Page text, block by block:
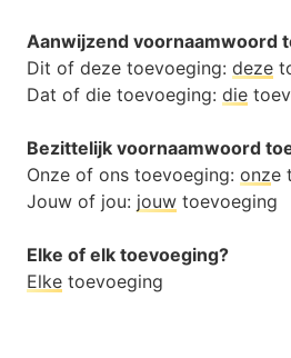
Aanwijzend voornaamwoord
Dit of deze toevoeging: deze
Dat of die toevoeging: die
Bezittelijk voornaamwoord
Onze of ons toevoeging: onze
Jouw of jou: jouw toevoeging
Elke of elk toevoeging?
Elke toevoeging